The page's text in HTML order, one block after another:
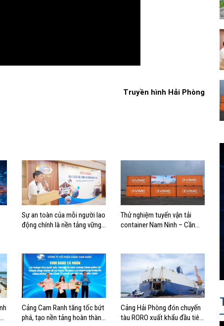
Truyền hình Hải Phòng
Sự an toàn của mỗi người lao
động chính là nền tảng vững
Thử nghiệm tuyến vận tải
container Nam Ninh – Cần
Cảng Cam Ranh tăng tốc bứt
phá, tạo nền tảng hoàn thành
Cảng Hải Phòng đón chuyến
tàu RORO xuất khẩu đầu tiên